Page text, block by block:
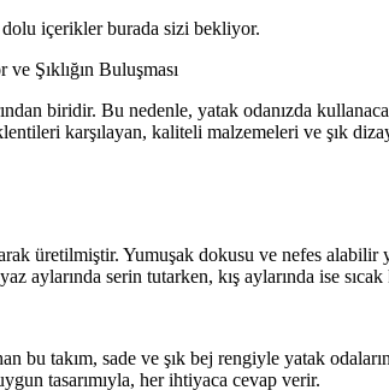
içerikler burada sizi bekliyor.
Şıklığın Buluşması
biridir. Bu nedenle, yatak odanızda
karşılayan, kaliteli malzemeleri ve şık
üretilmiştir. Yumuşak dokusu ve nefes
aylarında serin tutarken, kış aylarında ise sıcak
bu takım, sade ve şık bej rengiyle yatak
tasarımıyla, her ihtiyaca cevap verir.